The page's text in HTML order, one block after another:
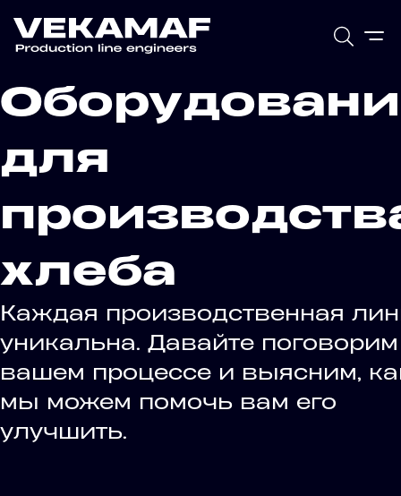
для
хлеба
Каждая производственная
уникальна. Давайте
вашем процессе и выясним,
мы можем помочь вам его
улучшить.